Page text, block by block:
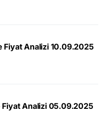
Fiyat Analizi 10.09.2025
Fiyat Analizi 05.09.2025